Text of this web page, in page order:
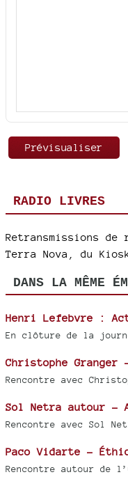
RADIO LIVRES
Retransmissions
Terra Nova, du
DANS LA MÊME
Henri Lefebvre :
En clôture de la
Christophe
Rencontre avec
Sol Netra autour -
Rencontre avec Sol
Paco Vidarte -
Rencontre autour de